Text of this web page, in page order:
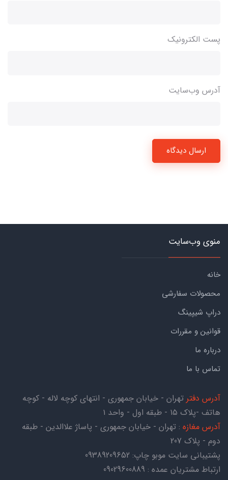
پست الکترونیک
آدرس وب‌سایت
ارسال دیدگاه
منوی وب‌سایت
خانه
محصولات سفارشی
دراپ شیپینگ
قوانین و مقررات
درباره ما
تماس با ما
آدرس دفتر تهران - خیابان جمهوری - انتهای کوچه لاله - کوچه
هاتف -پلاک ۱۵ - طبقه اول - واحد ۱
آدرس مغازه : تهران - خیابان جمهوری - پاساژ علاالدین - طبقه
دوم - پلاک 207
پشتیبانی سایت موبو چاپ: 09389209652
ارتباط مشتریان عمده : 09029600889